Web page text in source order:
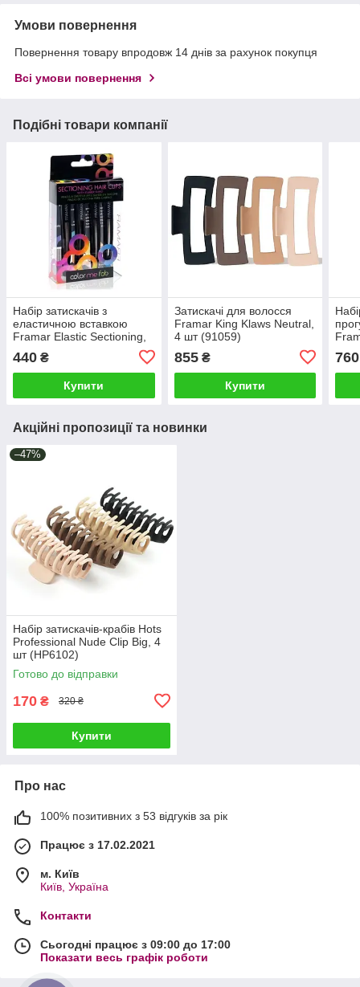
Умови повернення
Повернення товару впродовж 14 днів за рахунок покупця
Всі умови повернення
Подібні товари компанії
Набір затискачів з
еластичною вставкою
Framar Elastic Sectioning,
440 ₴
Купити
Затискачі для волосся
Framar King Klaws Neutral,
4 шт (91059)
855₴
Купити
760
Акційні пропозиції та новинки
–47%
Набір затискачів-крабів Hots
Professional Nude Clip Big, 4
шт (HP6102)
Готово до відправки
170 ₴ 320 ₴
Купити
Про нас
100% позитивних з 53 відгуків за рік
Працює з 17.02.2021
м. Київ
Київ, Україна
Контакти
Сьогодні працює з 09:00 до 17:00
Показати весь графік роботи